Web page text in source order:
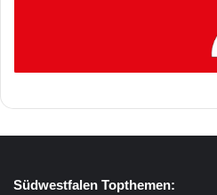
Südwestfalen Topthemen: